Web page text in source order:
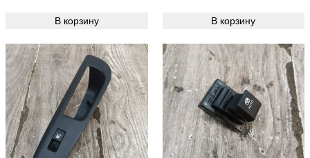
В корзину В корзину